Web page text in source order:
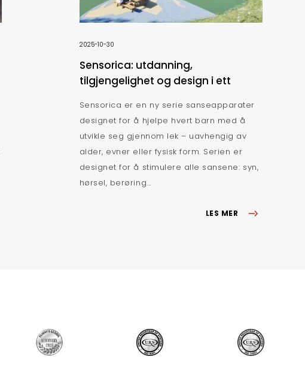
2025-10-30
Sensorica: utdanning,
tilgjengelighet og design i ett
Sensorica er en ny serie sanseapparater
designet for å hjelpe hvert barn med å
utvikle seg gjennom lek – uavhengig av
alder, evner eller fysisk form. Serien er
designet for å stimulere alle sansene: syn,
hørsel, berøring...
LES MER